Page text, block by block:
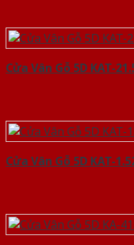
Cửa Vân Gỗ 5D KAT-
Cửa Vân Gỗ 5D KAT-